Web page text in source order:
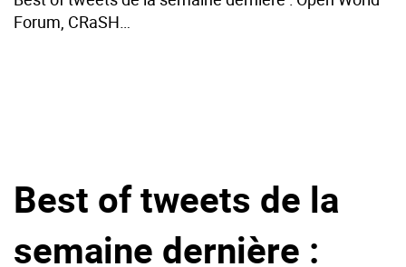
Plateforme collaborative
Réseau social
Migrer vers eXo Platform
Produit
Forum, CRaSH…
Best of tweets de la
semaine dernière :